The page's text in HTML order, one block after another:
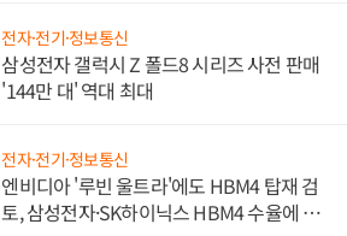
전자·전기·정보통신
삼성전자 갤럭시 Z 폴드8 시리즈 사전 판매
'144만 대' 역대 최대
전자·전기·정보통신
엔비디아 '루빈 울트라'에도 HBM4 탑재 검
토, 삼성전자·SK하이닉스 HBM4 수율에 주